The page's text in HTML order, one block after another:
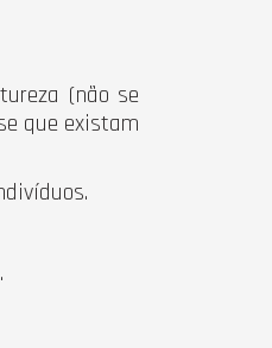
(não se
que existam